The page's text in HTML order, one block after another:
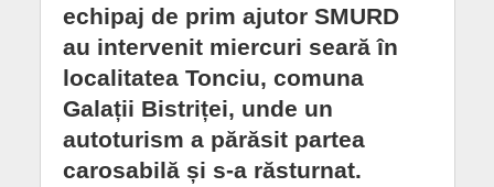
echipaj de prim ajutor SMURD
au intervenit miercuri seară în
localitatea Tonciu, comuna
Galații Bistriței, unde un
autoturism a părăsit partea
carosabilă și s-a răsturnat.